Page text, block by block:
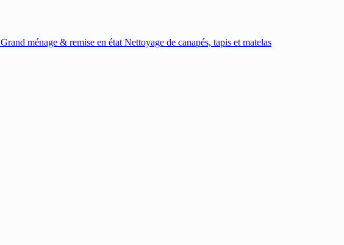
Grand ménage & remise en état Nettoyage de canapés, tapis et matelas